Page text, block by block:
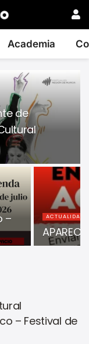
Academia
de
–
ACTUALIDAD
– Festival de